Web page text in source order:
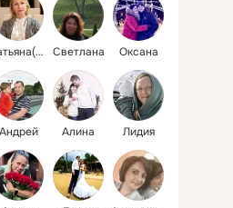
Татьяна(Нормова) Светлана Oксана
Андрей Алина Лидия